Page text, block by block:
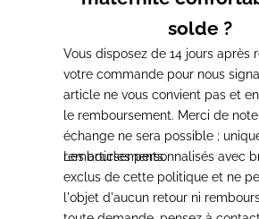
solde ?
Vous disposez de 14 jours après
votre commande pour nous
article ne vous convient pas et
le remboursement. Merci de
échange ne sera possible ;
remboursements.
Les articles personnalisés avec
exclus de cette politique et ne
l'objet d'aucun retour ni